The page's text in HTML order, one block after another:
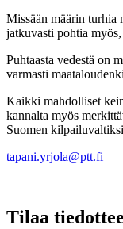
Missään määrin turhia
jatkuvasti pohtia
Puhtaasta vedestä on
varmasti
Kaikki mahdolliset
kannalta myös
Suomen
tapani.yrjola@ptt.fi
Tilaa